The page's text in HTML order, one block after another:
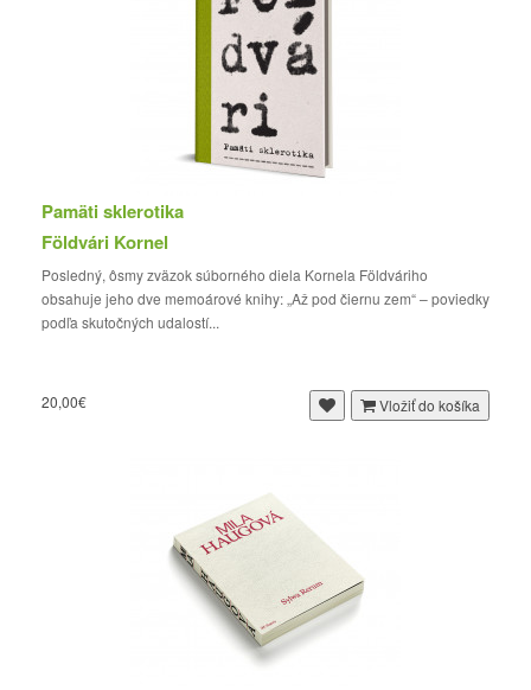
Pamäti sklerotika
Földvári Kornel
Posledný, ôsmy zväzok súborného diela Kornela Földváriho
obsahuje jeho dve memoárové knihy: „Až pod čiernu zem“ – poviedky
podľa skutočných udalostí...
20,00€ Vložiť do košíka